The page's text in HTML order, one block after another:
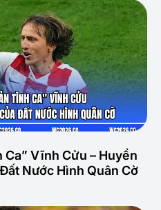
Vĩnh Cửu – Huyền
Nước Hình Quân Cờ